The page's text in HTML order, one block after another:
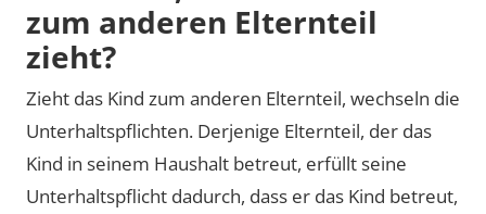
zum anderen Elternteil
zieht?
Zieht das Kind zum anderen Elternteil, wechseln die
Unterhaltspflichten. Derjenige Elternteil, der das
Kind in seinem Haushalt betreut, erfüllt seine
Unterhaltspflicht dadurch, dass er das Kind betreut,